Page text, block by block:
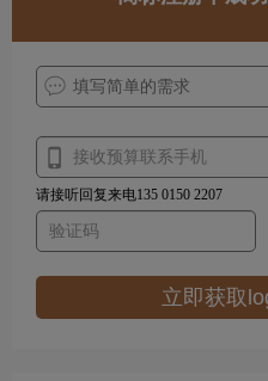
请接听回复来电135 0150 2207
立即获取